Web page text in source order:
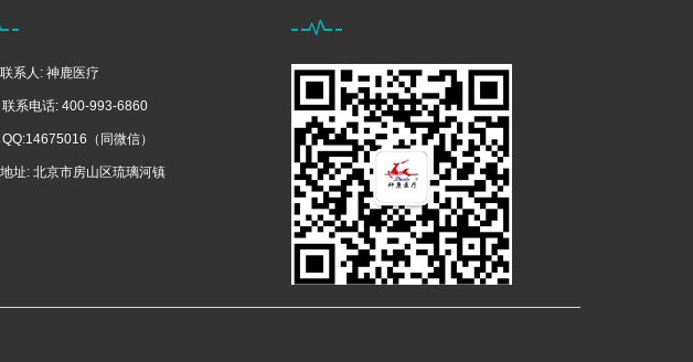
系人: 神鹿医疗
联系电话: 400-993-6860
QQ:14675016（同微信）
址: 北京市房山区琉璃河镇